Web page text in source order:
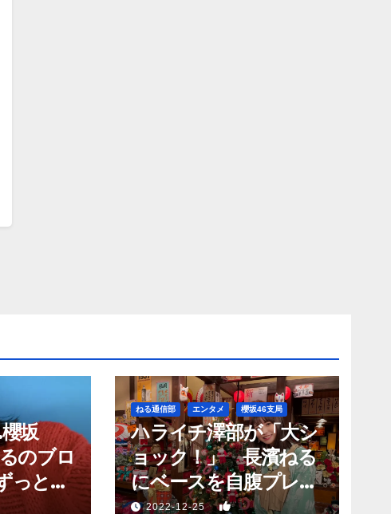
坂
のブロ
っと願
か？」
ねる通信部 エンタメ 櫻坂46支局
ハライチ澤部が「大シ
ョック！」 長濱ねる
にベースを自腹プレゼ
ントするも…
2022-12-25 1